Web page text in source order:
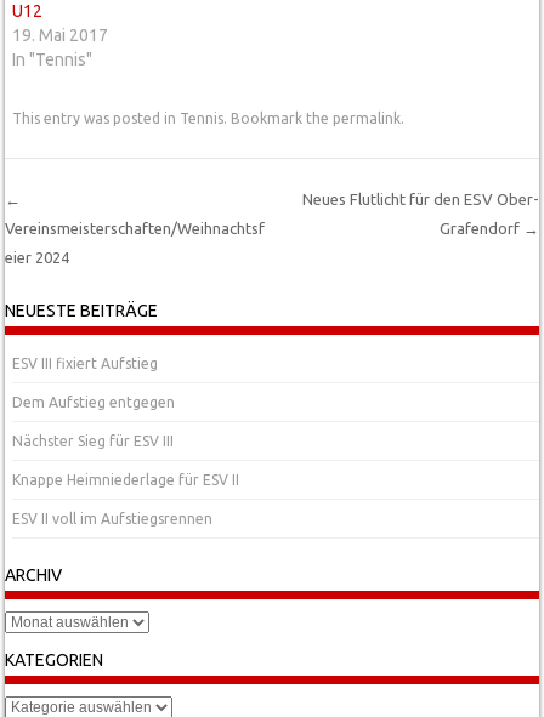
U12
19. Mai 2017
In "Tennis"
This entry was posted in Tennis. Bookmark the permalink.
Post navigation
←
Vereinsmeisterschaften/Weihnachtsf
eier 2024
Neues Flutlicht für den ESV Ober-
Grafendorf →
NEUESTE BEITRÄGE
ESV III fixiert Aufstieg
Dem Aufstieg entgegen
Nächster Sieg für ESV III
Knappe Heimniederlage für ESV II
ESV II voll im Aufstiegsrennen
ARCHIV
Archiv
KATEGORIEN
Kategorien